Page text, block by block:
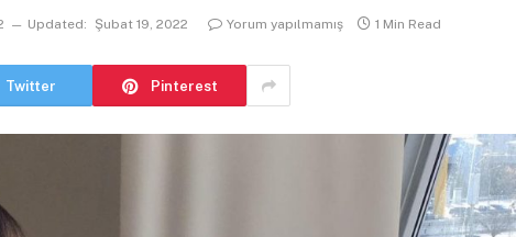
Updated: Şubat 19, 2022 Yorum yapılmamış 1 Min Read
Twitter Pinterest